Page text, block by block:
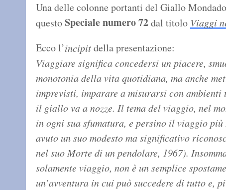
Una delle colonne portanti del Giallo
questoSpeciale numero 72dal titolo Viaggi
Ecco l’incipitdella presentazione:
Viaggiare significa concedersi un piacere,
monotonia della vita quotidiana, ma anche
imprevisti, imparare a misurarsi con
il giallo va a nozze. Il tema del viaggio, nel
in ogni sua sfumatura, e persino il viaggio
avuto un suo modesto ma significativo
nel suo Morte di un pendolare, 1967).
solamente viaggio, non è un semplice
un’avventura in cui può succedere di tutto e,